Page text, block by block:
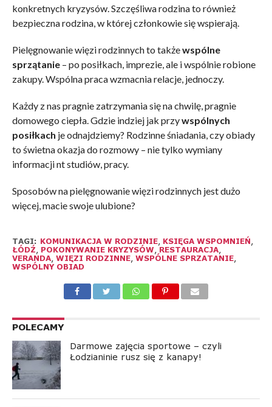
konkretnych kryzysów. Szczęśliwa rodzina to również
bezpieczna rodzina, w której członkowie się wspierają.
Pielęgnowanie więzi rodzinnych to takżewspólne
sprzątanie– po posiłkach, imprezie, ale i wspólnie robione
zakupy. Wspólna praca wzmacnia relacje, jednoczy.
Każdy z nas pragnie zatrzymania się na chwilę, pragnie
domowego ciepła. Gdzie indziej jak przywspólnych
posiłkach je odnajdziemy? Rodzinne śniadania, czy obiady
to świetna okazja do rozmowy – nie tylko wymiany
informacji nt studiów, pracy.
Sposobów na pielęgnowanie więzi rodzinnych jest dużo
więcej, macie swoje ulubione?
TAGI: KOMUNIKACJA W RODZINIE, KSIĘGA WSPOMNIEŃ
ŁÓDŹ
POKONYWANIE KRYZYSÓW RESTAURACJA,
VERANDA, WIĘZI RODZINNE, WSPÓLNE SPRZATANIE,
WSPÓLNY OBIAD
POLECAMY
Darmowe zajęcia sportowe – czyli
Łodzianinie rusz się z kanapy!